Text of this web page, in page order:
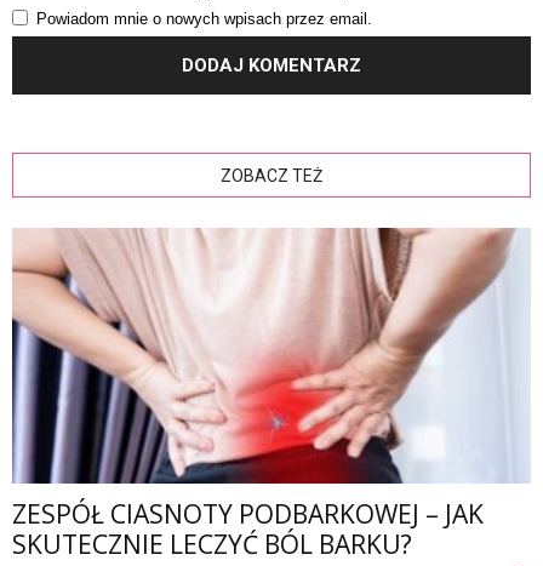
Powiadom mnie o nowych wpisach przez email.
ZOBACZ TEŻ
ZESPÓŁ CIASNOTY PODBARKOWEJ – JAK
SKUTECZNIE LECZYĆ BÓL BARKU?